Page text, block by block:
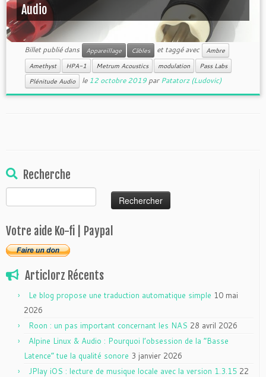
Audio
Billet publié dans Appareillage Câbles et taggé avec
Ambre
Amethyst
HPA-1 Metrum Acoustics modulation
Pass Labs
Plénitude Audio
le12 octobre 2019 parPatatorz (Ludovic)
Recherche
Votre aide Ko-fi | Paypal
Articlorz Récents
Le blog propose une traduction automatique simple 10 mai
2026
Roon : un pas important concernant les NAS 28 avril 2026
Alpine Linux & Audio : Pourquoi l’obsession de la “Basse
Latence” tue la qualité sonore 3 janvier 2026
JPlay iOS : lecture de musique locale avec la version 1.3.15 22